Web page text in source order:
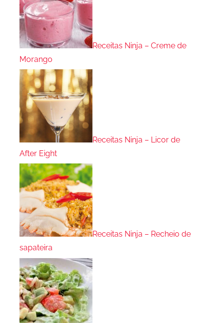
Receitas Ninja – Creme de
Morango
Receitas Ninja – Licor de
After Eight
Receitas Ninja – Recheio de
sapateira